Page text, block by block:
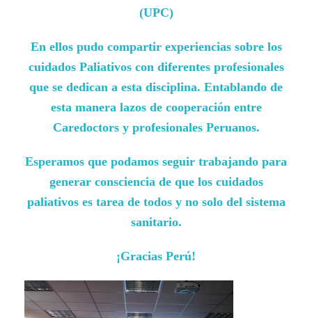
(UPC)
En ellos pudo compartir experiencias sobre los
cuidados Paliativos con diferentes profesionales
que se dedican a esta disciplina. Entablando de
esta manera lazos de cooperación entre
Caredoctors y profesionales Peruanos.
Esperamos que podamos seguir trabajando para
generar consciencia de que los cuidados
paliativos es tarea de todos y no solo del sistema
sanitario.
¡Gracias Perú!